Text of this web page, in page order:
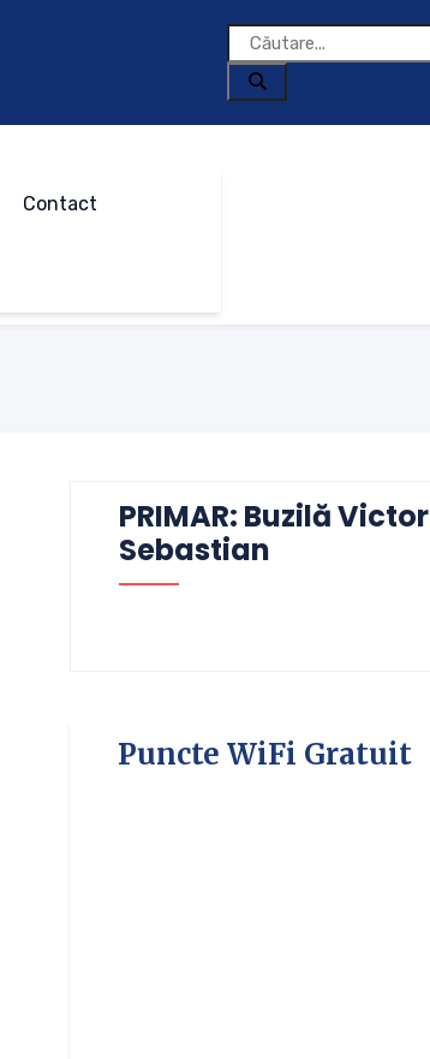
Contact
PRIMAR: Buzilă Victor
Sebastian
Puncte WiFi Gratuit